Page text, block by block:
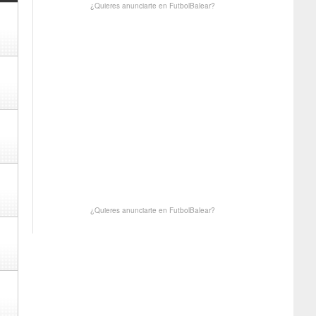
¿Quieres anunciarte en FutbolBalear?
¿Quieres anunciarte en FutbolBalear?